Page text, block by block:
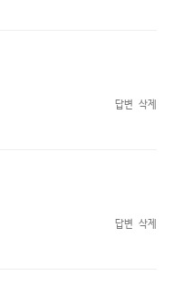
답변 삭제
답변 삭제